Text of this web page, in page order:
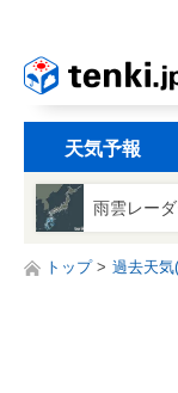
天気予報
雨雲レー
トップ 過去天気